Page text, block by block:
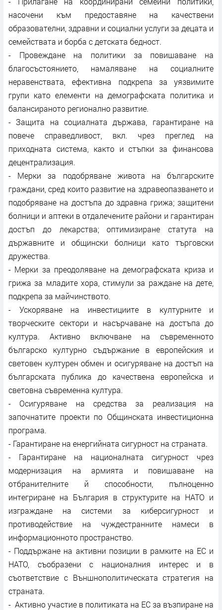
насочени към предоставяне на качествени
образователни, здравни и социални услуги за децата и
семействата и борба с детската бедност.
- Провеждане на политики за повишаване на
благосъстоянието, намаляване на социалните
неравенствата, ефективна подкрепа за уязвимите
групи като елементи на демографската политика и
балансираното регионално развитие.
- Защита на социалната държава, гарантиране на
повече справедливост, вкл. чрез преглед на
приходната система, както и стъпки за финансова
децентрализация.
- Мерки за подобряване живота на българските
граждани, сред които развитие на здравеопазването и
подобряване на достъпа до здравна грижа; защитени
болници и аптеки в отдалечените райони и гарантиран
достъп до лекарства; оптимизиране статута на
държавните и общински болници като търговски
дружества.
- Мерки за преодоляване на демографската криза и
грижа за младите хора, стимули за раждане на дете,
подкрепа за майчинството.
- Ускоряване на инвестициите в културните и
творческите сектори и насърчаване на достъпа до
култура. Активно включване на съвременното
българско културно съдържание в европейския и
световен културен обмен и осигуряване на достъп на
българската публика до качествена европейска и
световна съвременна култура.
- Осигуряване на средства за реализация на
започнатите проекти по Общинската инвестиционна
програма.
- Гарантиране на енергийната сигурност на страната.
- Гарантиране на националната сигурност чрез
модернизация на армията и повишаване на
отбранителните й способности, пълноценно
интегриране на България в структурите на НАТО и
изграждане на системи за киберсигурност и
противодействие на чуждестранните намеси в
информационното пространство.
- Поддържане на активни позиции в рамките на ЕС и
НАТО, съобразени с националния интерес и в
съответствие с Външнополитическата стратегия на
страната.
- Активно участие в политиката на ЕС за възпиране на